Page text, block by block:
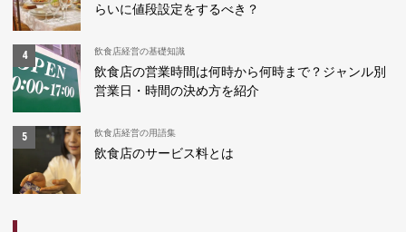
らいに値段設定をするべき？
飲食店経営の基礎知識
飲食店の営業時間は何時から何時まで？ジャンル別
営業日・時間の決め方を紹介
飲食店経営の用語集
飲食店のサービス料とは